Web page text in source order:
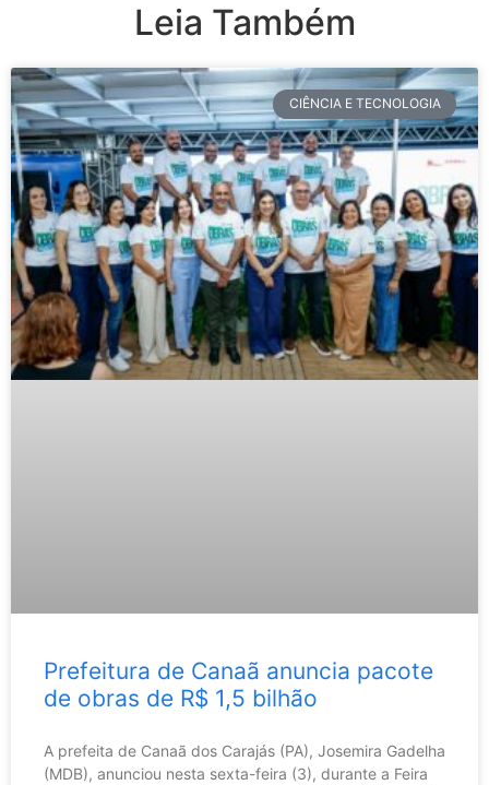
Leia Também
CIÊNCIA E TECNOLOGIA
Prefeitura de Canaã anuncia pacote
de obras de R$ 1,5 bilhão
A prefeita de Canaã dos Carajás (PA), Josemira Gadelha
(MDB), anunciou nesta sexta-feira (3), durante a Feira